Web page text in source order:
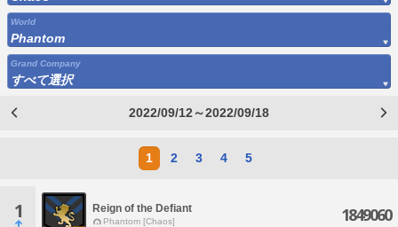
World
Phantom
Grand Company
すべて選択
2022/09/12～2022/09/18
1 2 3 4 5
1 Reign of the Defiant
Phantom [Chaos] 1849060